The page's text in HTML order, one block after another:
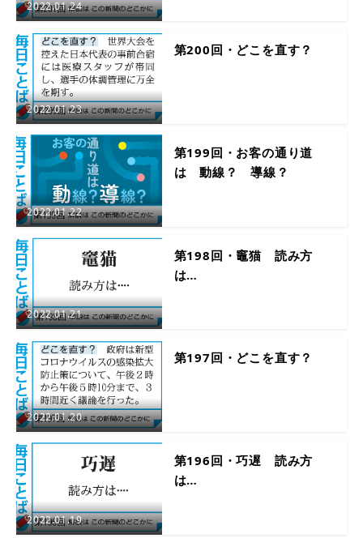
2022.01.24
2022.01.23
第200回・どこを直す？
2022.01.22
第199回・お客の通り道
は 動線？ 導線？
2022.01.21
第198回・竈猫 読み方
は…
2022.01.20
第197回・どこを直す？
2022.01.19
第196回・巧遅 読み方
は…